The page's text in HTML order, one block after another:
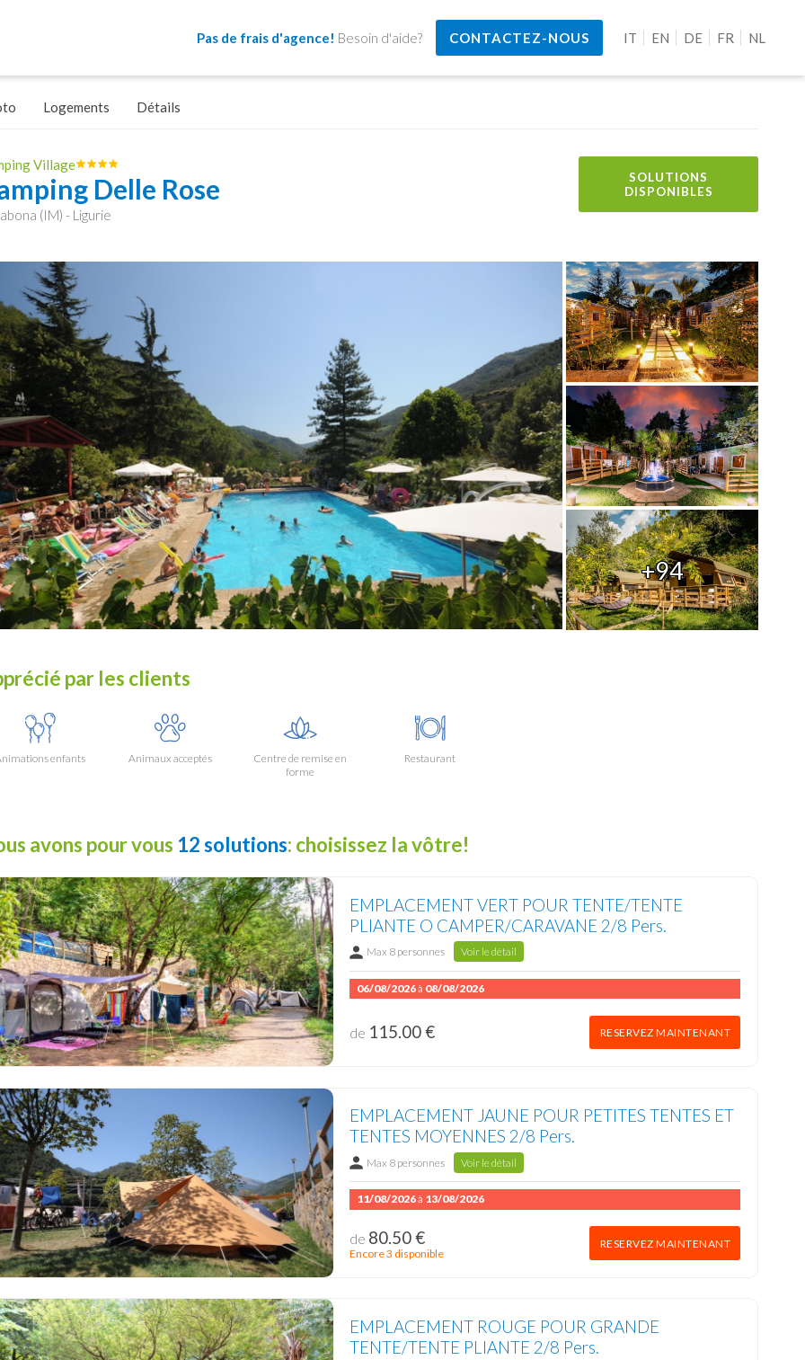
Pas de frais d'agence! Besoin d'aide? CONTACTEZ-NOUS IT EN DE FR NL
Logements Détails
Village
Delle Rose
(IM) - Ligurie
SOLUTIONS
DISPONIBLES
+94
par les clients
enfants Animaux acceptés
Centre de remise en
forme
Restaurant
avons pour vous 12 solutions: choisissez la vôtre!
EMPLACEMENT VERT POUR TENTE/TENTE
PLIANTE O CAMPER/CARAVANE 2/8 Pers.
Max 8 personnes Voir le détail
06/08/2026à 08/08/2026
de 115.00 € RESERVEZ MAINTENANT
EMPLACEMENT JAUNE POUR PETITES TENTES ET
TENTES MOYENNES 2/8 Pers.
Max 8 personnes Voir le détail
11/08/2026à 13/08/2026
de 80.50 €
Encore 3 disponible
RESERVEZ MAINTENANT
EMPLACEMENT ROUGE POUR GRANDE
TENTE/TENTE PLIANTE 2/8 Pers.